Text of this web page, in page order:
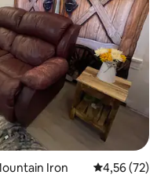
Iron Évaluation
4,56 (72)